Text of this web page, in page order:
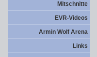
Mitschnitte
EVR-Videos
Armin Wolf Arena
Links